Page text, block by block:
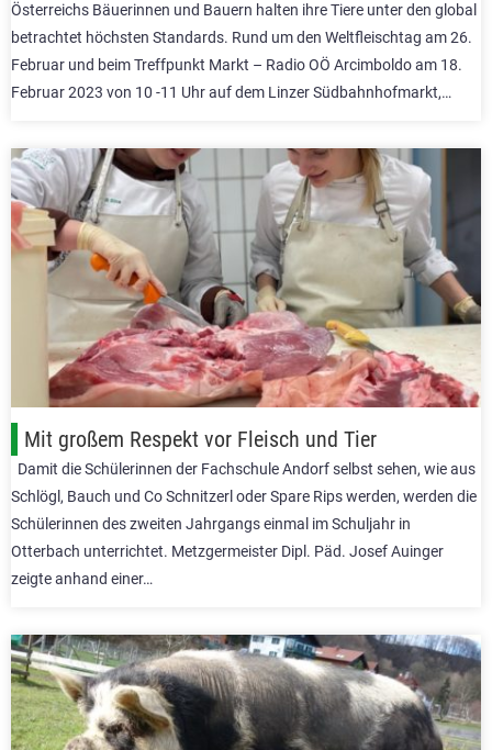
Österreichs Bäuerinnen und Bauern halten ihre Tiere unter den global
betrachtet höchsten Standards. Rund um den Weltfleischtag am 26.
Februar und beim Treffpunkt Markt – Radio OÖ Arcimboldo am 18.
Februar 2023 von 10 -11 Uhr auf dem Linzer Südbahnhofmarkt,…
Mit großem Respekt vor Fleisch und Tier
Damit die Schülerinnen der Fachschule Andorf selbst sehen, wie aus
Schlögl, Bauch und Co Schnitzerl oder Spare Rips werden, werden die
Schülerinnen des zweiten Jahrgangs einmal im Schuljahr in
Otterbach unterrichtet. Metzgermeister Dipl. Päd. Josef Auinger
zeigte anhand einer…